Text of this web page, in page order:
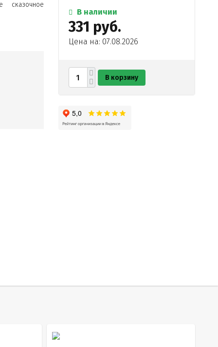
сказочное
В наличии
331 руб.
Цена на: 07.08.2026
В корзину